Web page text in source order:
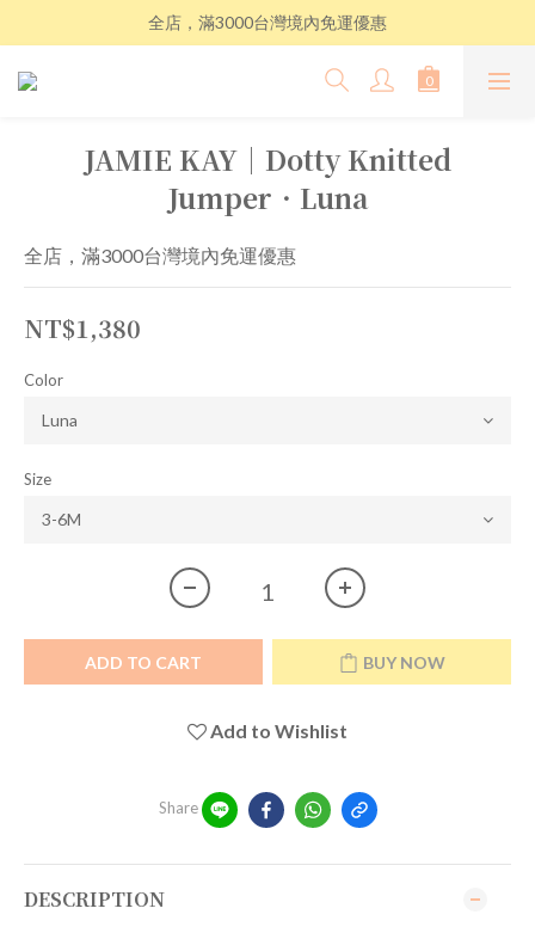
全店，滿3000台灣境內免運優惠
JAMIE KAY│Dotty Knitted
Jumper．Luna
全店，滿3000台灣境內免運優惠
NT$1,380
Color
Size
ADD TO CART BUY NOW
Add to Wishlist
Share
DESCRIPTION